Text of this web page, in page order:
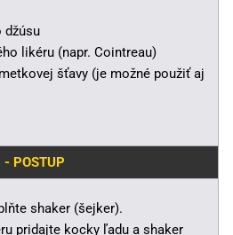
džúsu
likéru (napr. Cointreau)
šťavy (je možné použiť aj
- POSTUP
shaker (šejker).
pridajte kocky ľadu a shaker